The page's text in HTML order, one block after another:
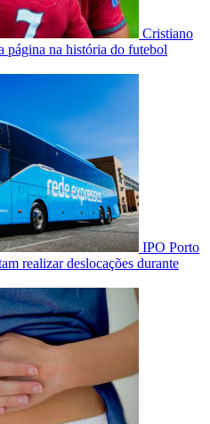
Cristiano
página na história do futebol
IPO Porto
realizar deslocações durante